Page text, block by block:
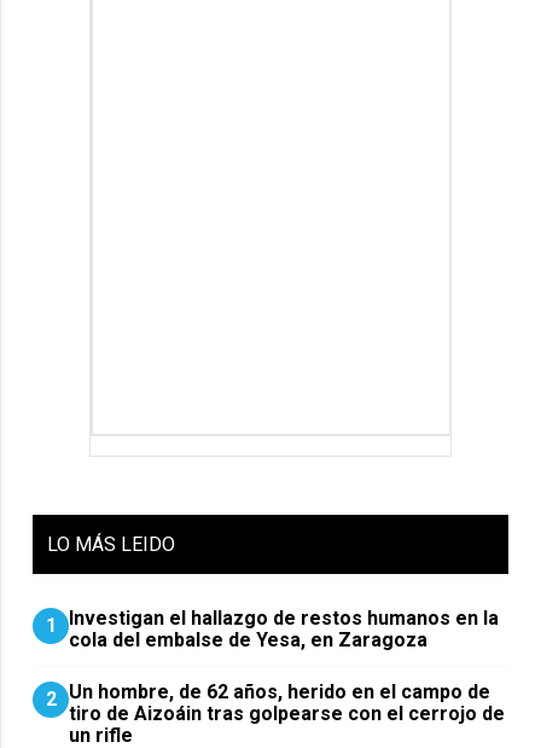
LO MÁS LEIDO
1
Investigan el hallazgo de restos humanos en la
cola del embalse de Yesa, en Zaragoza
2 Un hombre, de 62 años, herido en el campo de
tiro de Aizoáin tras golpearse con el cerrojo de
un rifle